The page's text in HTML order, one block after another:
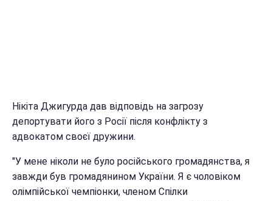
Нікіта Джигурда дав відповідь на загрозу
депортувати його з Росії після конфлікту з
адвокатом своєї дружини.
"У мене ніколи не було російського громадянства, я
завжди був громадянином України. Я є чоловіком
олімпійської чемпіонки, членом Спілки